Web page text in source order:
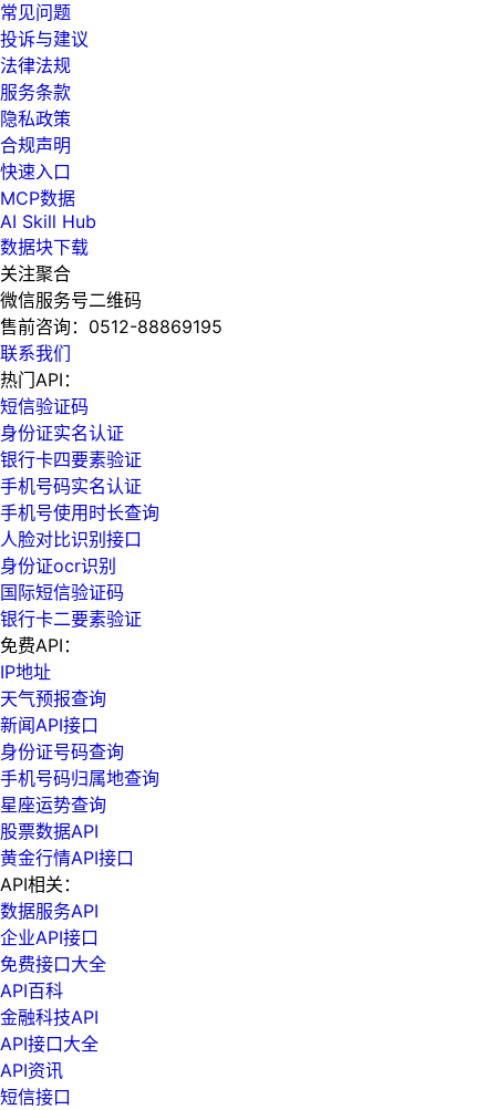
常见问题
投诉与建议
法律法规
服务条款
隐私政策
合规声明
快速入口
MCP数据
AI Skill Hub
数据块下载
关注聚合
微信服务号二维码
售前咨询： 0512-88869195
联系我们
热门API：
短信验证码
身份证实名认证
银行卡四要素验证
手机号码实名认证
手机号使用时长查询
人脸对比识别接口
身份证ocr识别
国际短信验证码
银行卡二要素验证
免费API：
IP地址
天气预报查询
新闻API接口
身份证号码查询
手机号码归属地查询
星座运势查询
股票数据API
黄金行情API接口
API相关：
数据服务API
企业API接口
免费接口大全
API百科
金融科技API
API接口大全
API资讯
短信接口